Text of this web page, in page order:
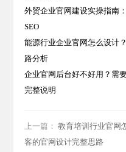
外贸企业官网建设实操指南
SEO
能源行业企业官网怎么设计
路分析
企业官网后台好不好用？需
完整说明
上一篇：教育培训行业官网
客的官网设计完整思路